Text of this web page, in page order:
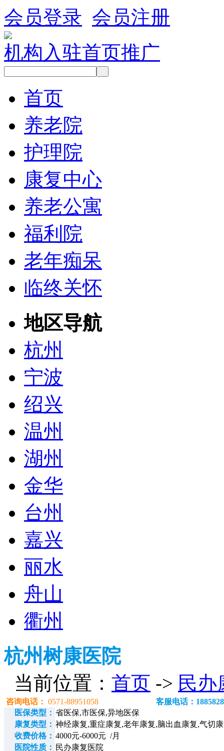
会员登录 会员注册
机构入驻首页推广
首页
养老院
护理院
康复中心
养老公寓
福利院
老年痴呆
临终关怀
地区导航
杭州
宁波
绍兴
温州
湖州
金华
台州
嘉兴
丽水
舟山
衢州
杭州树康医院
当前位置： 首页 -> 民办
咨询电话： 0571-88951058
客服电话：
医保类型： 省医保,市医保,异地医保
康复类型： 神经康复,重症康复,老年康复,脑出血康复,气切
收费价格： 4000元-6000元 /月
医院性质： 民办康复医院